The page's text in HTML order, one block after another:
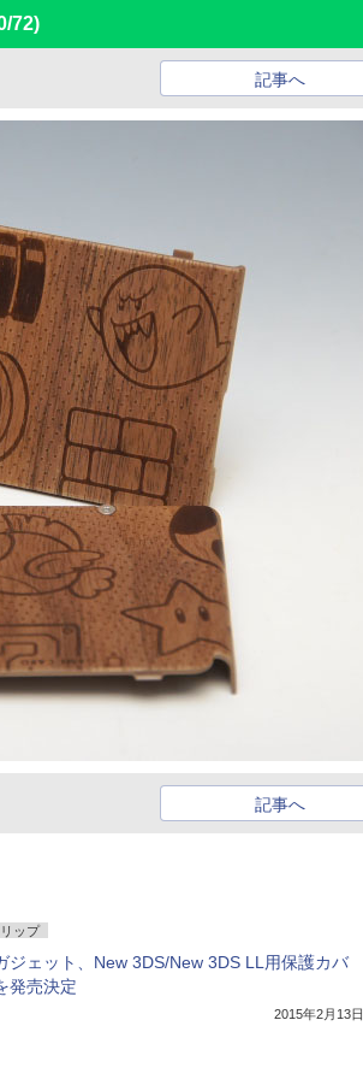
72)
記事へ
記事へ
ップ
ジェット、New 3DS/New 3DS LL用保護カバ
発売決定
2015年2月13日